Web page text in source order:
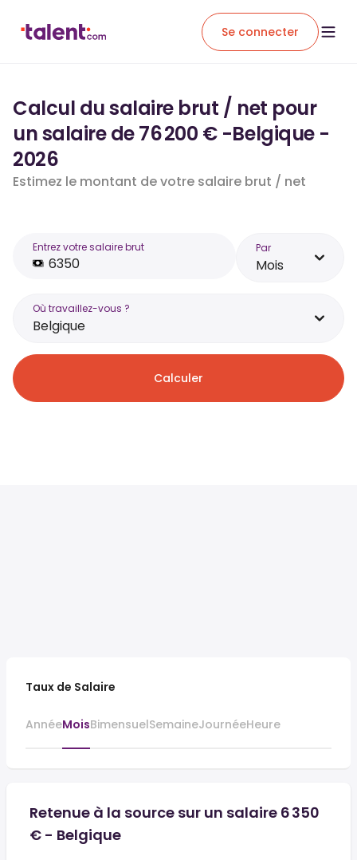
Se connecter
Calcul du salaire brut / net pour
un salaire de 76 200 € -Belgique -
2026
Estimez le montant de votre salaire brut / net
Entrez votre salaire brut Par
Mois
Où travaillez-vous ?
Belgique
Calculer
Taux de Salaire
AnnéeMoisBimensuelSemaineJournéeHeure
Retenue à la source sur un salaire 6 350
€ - Belgique